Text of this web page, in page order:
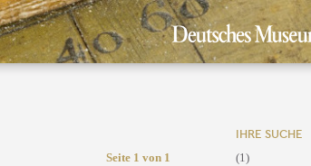
Seite 1 von 1
IHRE SUCHE
(1)